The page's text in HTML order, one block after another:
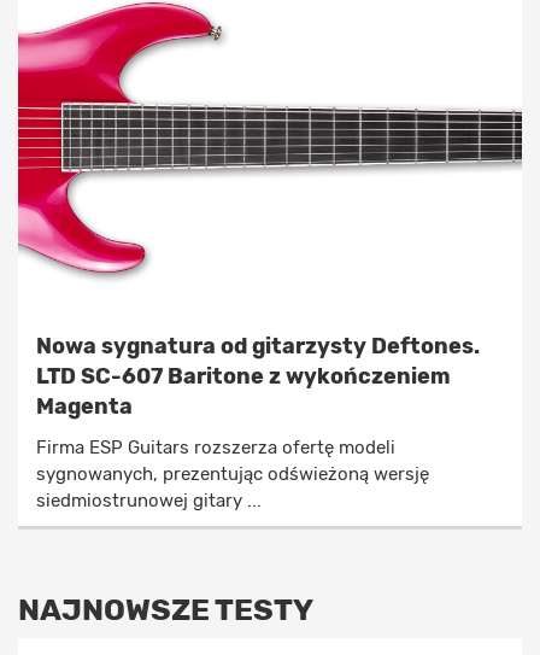
Nowa sygnatura od gitarzysty Deftones.
LTD SC-607 Baritone z wykończeniem
Magenta
Firma ESP Guitars rozszerza ofertę modeli
sygnowanych, prezentując odświeżoną wersję
siedmiostrunowej gitary ...
NAJNOWSZE TESTY